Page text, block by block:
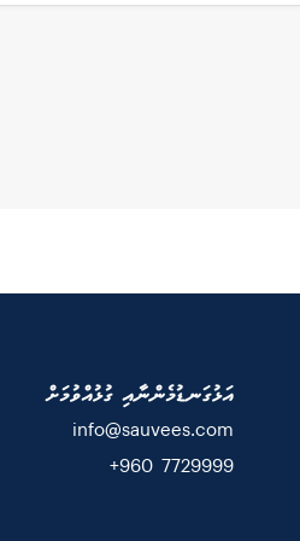
އަޅުގަނޑުމެންނާއި ގުޅުއްވުމަށް
info@sauvees.com
7729999 960+